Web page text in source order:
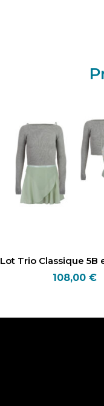
Lot Trio Classique 5B
108,00 €